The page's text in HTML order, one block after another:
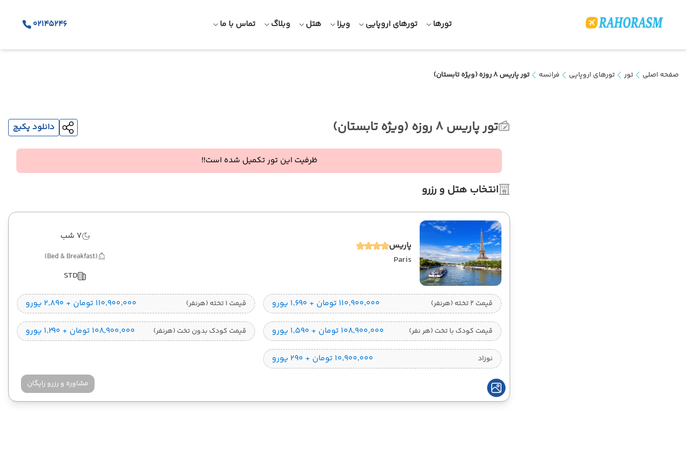
تورها تورهای اروپایی ویزا هتل وبلاگ تماس با ما 02145246
صفحه اصلی تور تورهای اروپایی فرانسه تور پاریس 8 روزه (ویژه تابستان)
تور پاریس 8 روزه (ویژه تابستان) دانلود پکیج
ظرفیت این تور تکمیل شده است!!
انتخاب هتل و رزرو
پاریس
Paris
7 شب
(Bed & Breakfast)
STD
قیمت 2 تخته (هرنفر) ۱۱۰٬۹۰۰٬۰۰۰ تومان + ۱٬۶۹۰ یورو قیمت 1 تخته (هرنفر) ۱۱۰٬۹۰۰٬۰۰۰ تومان + ۲٬۸۹۰ یورو
قیمت کودک با تخت (هر نفر) ۱۰۸٬۹۰۰٬۰۰۰ تومان + ۱٬۵۹۰ یورو قیمت کودک بدون تخت (هرنفر) ۱۰۸٬۹۰۰٬۰۰۰ تومان + ۱٬۲۹۰ یورو
نوزاد ۱۰٬۹۰۰٬۰۰۰ تومان + ۲۹۰ یورو
مشاوره و رزرو رایگان